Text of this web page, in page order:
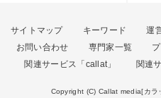
サイトマップ キーワード 運
お問い合わせ
専門家一覧
関連サービス「callat」
関連
Copyright (C) Callat media[カラ